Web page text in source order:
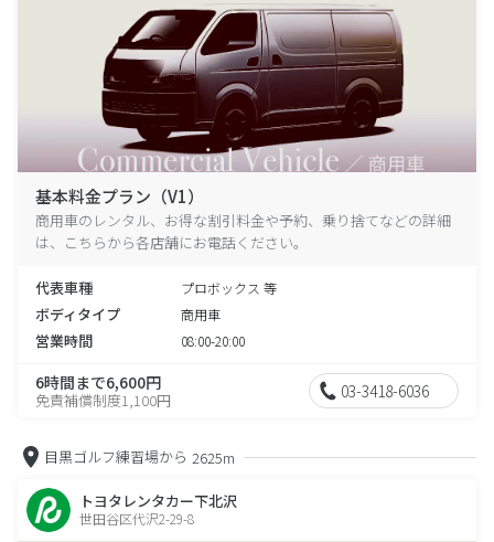
基本料金プラン（V1）
商用車のレンタル、お得な割引料金や予約、乗り捨てなどの詳細
は、こちらから各店舗にお電話ください。
代表車種 プロボックス 等
ボディタイプ 商用車
営業時間 08:00-20:00
6時間まで6,600円
免責補償制度1,100円 03-3418-6036
目黒ゴルフ練習場から 2625m
トヨタレンタカー下北沢
世田谷区代沢2-29-8